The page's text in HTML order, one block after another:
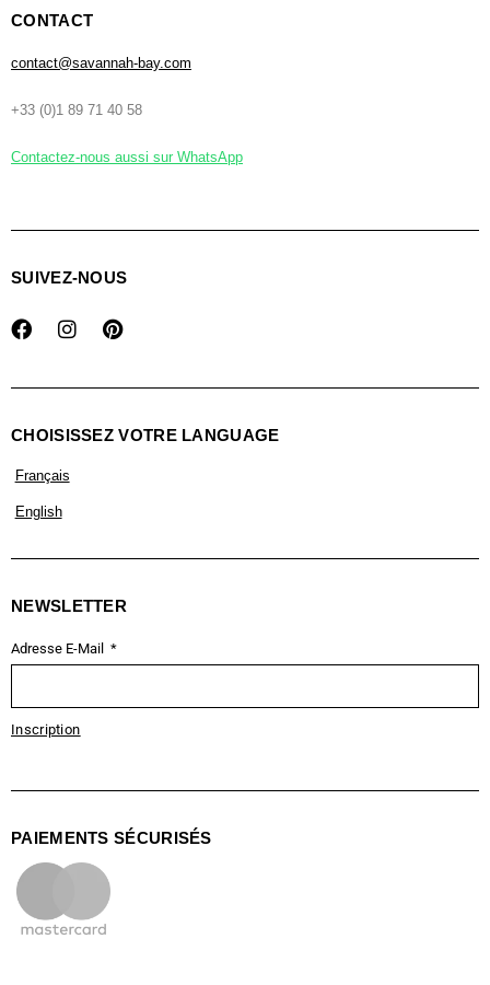
CONTACT
contact@savannah-bay.com
+33 (0)1 89 71 40 58
Contactez-nous aussi sur WhatsApp
SUIVEZ-NOUS
CHOISISSEZ VOTRE LANGUAGE
Français
English
NEWSLETTER
Adresse E-Mail
Inscription
PAIEMENTS SÉCURISÉS